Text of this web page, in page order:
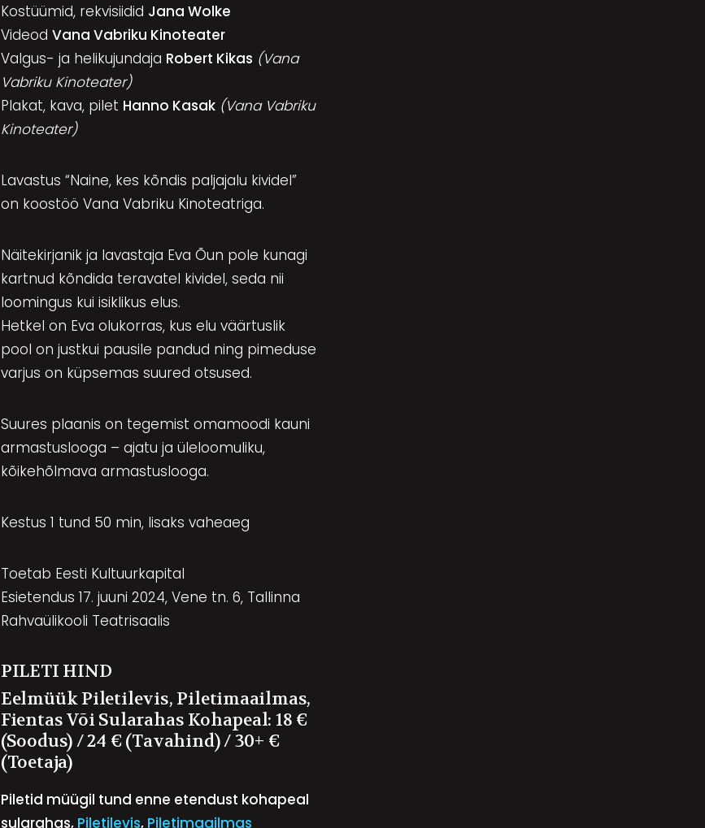
Kostüümid, rekvisiidid Jana Wolke
Videod Vana Vabriku Kinoteater
Valgus- ja helikujundaja Robert Kikas (Vana
Vabriku Kinoteater)
Plakat, kava, pilet Hanno Kasak (Vana Vabriku
Kinoteater)
Lavastus “Naine, kes kõndis paljajalu kividel”
on koostöö Vana Vabriku Kinoteatriga.
Näitekirjanik ja lavastaja Eva Õun pole kunagi
kartnud kõndida teravatel kividel, seda nii
loomingus kui isiklikus elus.
Hetkel on Eva olukorras, kus elu väärtuslik
pool on justkui pausile pandud ning pimeduse
varjus on küpsemas suured otsused.
Suures plaanis on tegemist omamoodi kauni
armastuslooga – ajatu ja üleloomuliku,
kõikehõlmava armastuslooga.
Kestus 1 tund 50 min, lisaks vaheaeg
Toetab Eesti Kultuurkapital
Esietendus 17. juuni 2024, Vene tn. 6, Tallinna
Rahvaülikooli Teatrisaalis
PILETI HIND
Eelmüük Piletilevis, Piletimaailmas,
Fientas Või Sularahas Kohapeal: 18 €
(soodus) / 24 € (tavahind) / 30+ €
(toetaja)
Piletid müügil tund enne etendust kohapeal
sularahas, Piletilevis, Piletimaailmas